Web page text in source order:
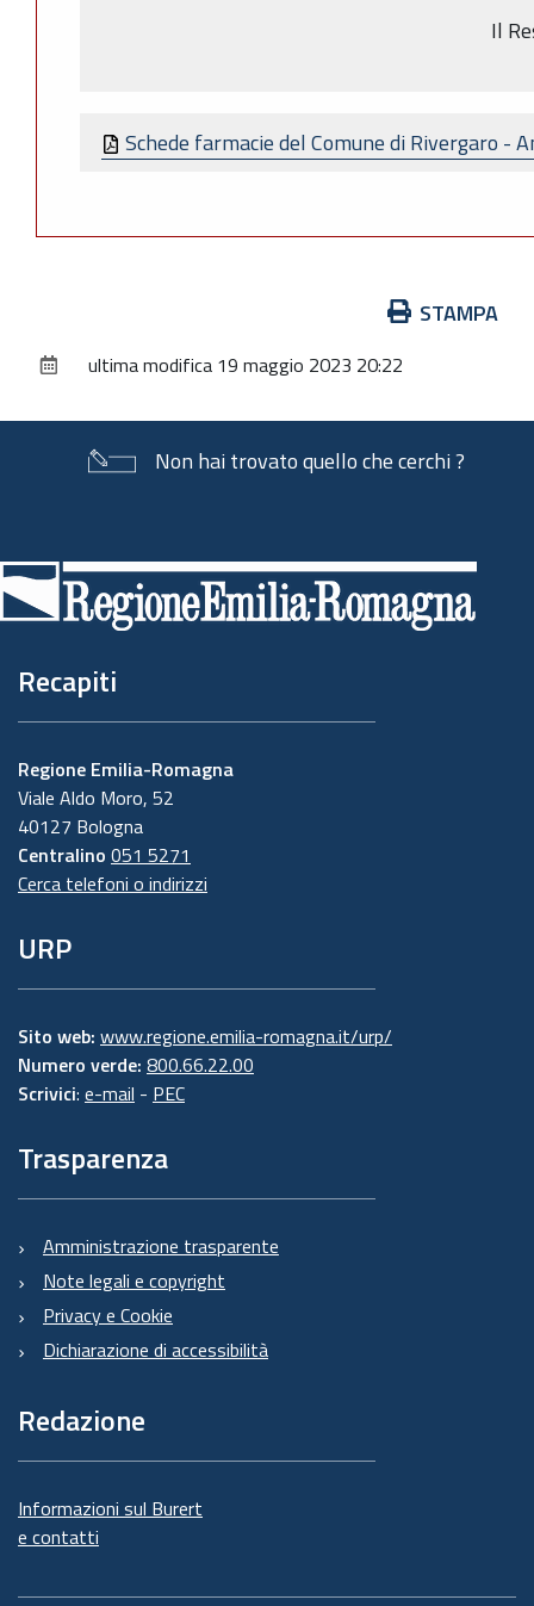
Il
Schede farmacie del Comune di Rivergaro -
documento
STAMPA
ultima modifica 19 maggio 2023 20:22
Non hai trovato quello che cerchi ?
di
pagina
Recapiti
Regione Emilia-Romagna
Viale Aldo Moro, 52
40127 Bologna
Centralino 051 5271
Cerca telefoni o indirizzi
URP
Sito web: www.regione.emilia-romagna.it/urp/
Numero verde: 800.66.22.00
Scrivici: e-mail - PEC
Trasparenza
Amministrazione trasparente
Note legali e copyright
Privacy e Cookie
Dichiarazione di accessibilità
Redazione
Informazioni sul Burert
e contatti